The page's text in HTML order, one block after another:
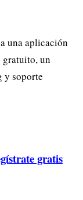
una aplicación
gratuito, un
y soporte
gratis